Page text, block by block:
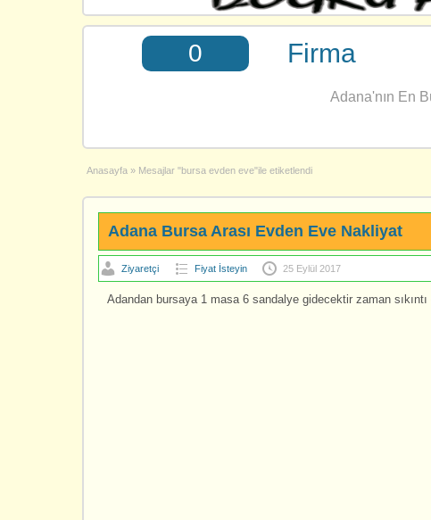
0 Firma
Adana'nın En
Anasayfa » Mesajlar "bursa evden eve"ile etiketlendi
Adana Bursa Arası Evden Eve Nakliyat
Ziyaretçi Fiyat İsteyin 25 Eylül 2017
Adandan bursaya 1 masa 6 sandalye gidecektir zaman